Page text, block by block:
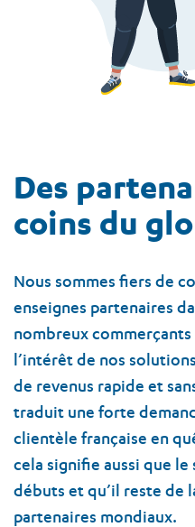
Des
coins du
Nous sommes fiers de
enseignes partenaires
nombreux
l’intérêt de nos
de revenus rapide et
traduit une forte
clientèle française en
cela signifie aussi que le
débuts et qu’il reste de
partenaires mondiaux.